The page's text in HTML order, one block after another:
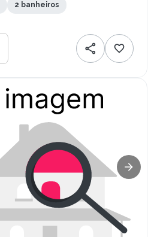
2 banheiros